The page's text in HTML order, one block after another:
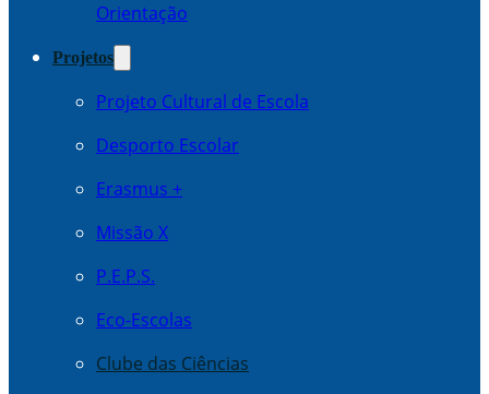
Orientação
Projetos
Projeto Cultural de Escola
Desporto Escolar
Erasmus +
Missão X
P.E.P.S.
Eco-Escolas
Clube das Ciências